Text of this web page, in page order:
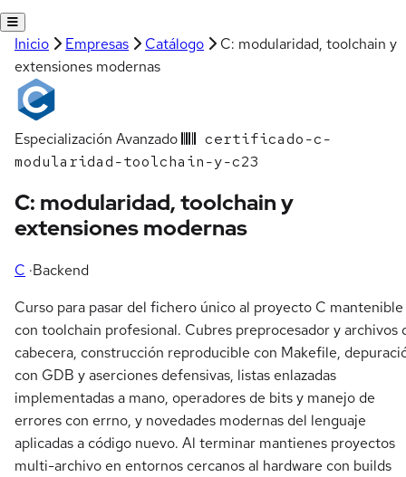
Inicio Empresas Catálogo
C: modularidad, toolchain y
extensiones modernas
Especialización Avanzado
certificado-c-
modularidad-toolchain-y-c23
C: modularidad, toolchain y
extensiones modernas
C ·Backend
Curso para pasar del fichero único al proyecto C mantenible
con toolchain profesional. Cubres preprocesador y archivos
cabecera, construcción reproducible con Makefile,
con GDB y aserciones defensivas, listas enlazadas
implementadas a mano, operadores de bits y manejo de
errores con errno, y novedades modernas del lenguaje
aplicadas a código nuevo. Al terminar mantienes proyectos
multi-archivo en entornos cercanos al hardware con builds